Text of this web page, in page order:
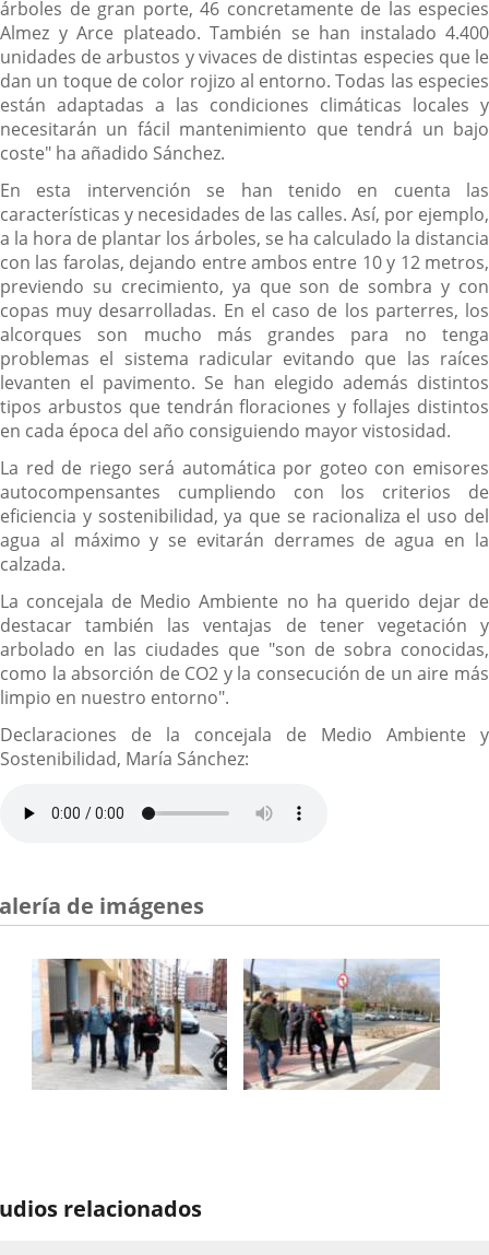
árboles de gran porte, 46 concretamente de las especies
Almez y Arce plateado. También se han instalado 4.400
unidades de arbustos y vivaces de distintas especies que le
dan un toque de color rojizo al entorno. Todas las especies
están adaptadas a las condiciones climáticas locales y
necesitarán un fácil mantenimiento que tendrá un bajo
coste" ha añadido Sánchez.
En esta intervención se han tenido en cuenta las
características y necesidades de las calles. Así, por ejemplo,
a la hora de plantar los árboles, se ha calculado la distancia
con las farolas, dejando entre ambos entre 10 y 12 metros,
previendo su crecimiento, ya que son de sombra y con
copas muy desarrolladas. En el caso de los parterres, los
alcorques son mucho más grandes para no tenga
problemas el sistema radicular evitando que las raíces
levanten el pavimento. Se han elegido además distintos
tipos arbustos que tendrán floraciones y follajes distintos
en cada época del año consiguiendo mayor vistosidad.
La red de riego será automática por goteo con emisores
autocompensantes cumpliendo con los criterios de
eficiencia y sostenibilidad, ya que se racionaliza el uso del
agua al máximo y se evitarán derrames de agua en la
calzada.
La concejala de Medio Ambiente no ha querido dejar de
destacar también las ventajas de tener vegetación y
arbolado en las ciudades que "son de sobra conocidas,
como la absorción de CO2 y la consecución de un aire más
limpio en nuestro entorno".
Declaraciones de la concejala de Medio Ambiente y
Sostenibilidad, María Sánchez:
de imágenes
relacionados